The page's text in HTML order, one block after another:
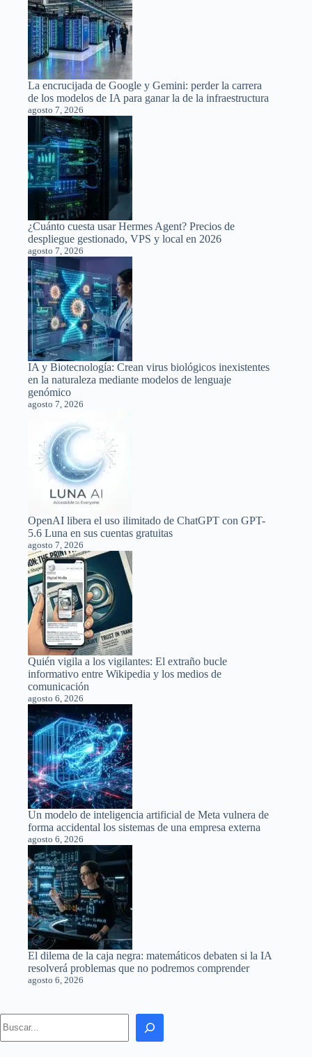
La encrucijada de Google y Gemini: perder la carrera
de los modelos de IA para ganar la de la infraestructura
agosto 7, 2026
¿Cuánto cuesta usar Hermes Agent? Precios de
despliegue gestionado, VPS y local en 2026
agosto 7, 2026
IA y Biotecnología: Crean virus biológicos inexistentes
en la naturaleza mediante modelos de lenguaje
genómico
agosto 7, 2026
OpenAI libera el uso ilimitado de ChatGPT con GPT-
5.6 Luna en sus cuentas gratuitas
agosto 7, 2026
Quién vigila a los vigilantes: El extraño bucle
informativo entre Wikipedia y los medios de
comunicación
agosto 6, 2026
Un modelo de inteligencia artificial de Meta vulnera de
forma accidental los sistemas de una empresa externa
agosto 6, 2026
El dilema de la caja negra: matemáticos debaten si la IA
resolverá problemas que no podremos comprender
agosto 6, 2026
Search